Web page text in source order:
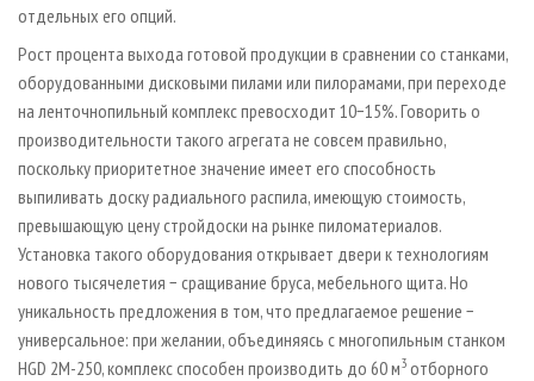
отдельных его опций.
Рост процента выхода готовой продукции в сравнении со станками,
оборудованными дисковыми пилами или пилорамами, при переходе
на ленточнопильный комплекс превосходит 10−15%. Говорить о
производительности такого агрегата не совсем правильно,
поскольку приоритетное значение имеет его способность
выпиливать доску радиального распила, имеющую стоимость,
превышающую цену стройдоски на рынке пиломатериалов.
Установка такого оборудования открывает двери к технологиям
нового тысячелетия − сращивание бруса, мебельного щита. Но
уникальность предложения в том, что предлагаемое решение −
универсальное: при желании, объединяясь с многопильным станком
HGD 2M-250, комплекс способен производить до 60 м3 отборного